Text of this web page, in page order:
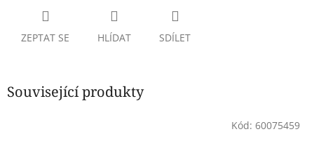
ZEPTAT SE HLÍDAT SDÍLET
Související produkty
Kód: 60075459